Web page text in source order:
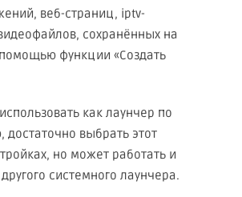
веб-страниц, iptv-
сохранённых на
помощью функции «Создать
как лаунчер по
достаточно выбрать этот
но может работать и
системного лаунчера.